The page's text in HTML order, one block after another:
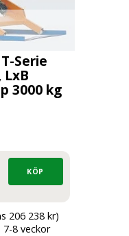
Serie
LxB
3000 kg
206 238 kr)
8 veckor